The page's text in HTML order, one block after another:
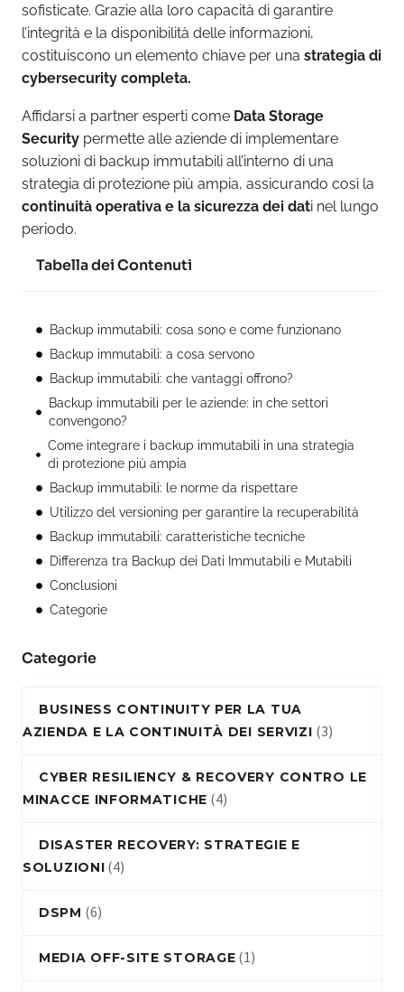
sofisticate. Grazie alla loro capacità di garantire
l’integrità e la disponibilità delle informazioni,
costituiscono un elemento chiave per una strategia di
cybersecurity completa.
Affidarsi a partner esperti come Data Storage
Security permette alle aziende di implementare
soluzioni di backup immutabili all’interno di una
strategia di protezione più ampia, assicurando così la
continuità operativa e la sicurezza dei dati nel lungo
periodo.
Tabella dei Contenuti
Backup immutabili: cosa sono e come funzionano
Backup immutabili: a cosa servono
Backup immutabili: che vantaggi offrono?
Backup immutabili per le aziende: in che settori
convengono?
Come integrare i backup immutabili in una strategia
di protezione più ampia
Backup immutabili: le norme da rispettare
Utilizzo del versioning per garantire la recuperabilità
Backup immutabili: caratteristiche tecniche
Differenza tra Backup dei Dati Immutabili e Mutabili
Conclusioni
Categorie
Categorie
BUSINESS CONTINUITY PER LA TUA
AZIENDA E LA CONTINUITÀ DEI SERVIZI (3)
CYBER RESILIENCY & RECOVERY CONTRO LE
MINACCE INFORMATICHE (4)
DISASTER RECOVERY: STRATEGIE E
SOLUZIONI (4)
DSPM (6)
MEDIA OFF-SITE STORAGE (1)